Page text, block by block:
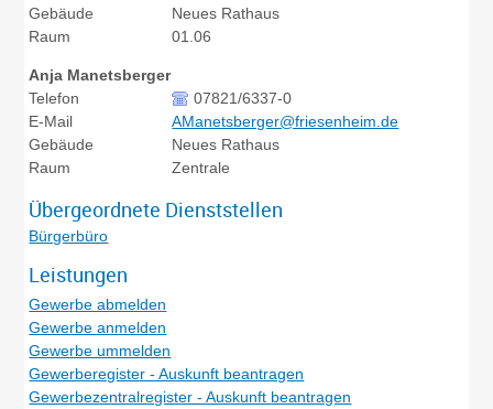
Gebäude
Neues Rathaus
Raum
01.06
Anja Manetsberger
Telefon
07821/6337-0
E-Mail
AManetsberger@friesenheim.de
Gebäude
Neues Rathaus
Raum
Zentrale
Übergeordnete Dienststellen
Bürgerbüro
Leistungen
Gewerbe abmelden
Gewerbe anmelden
Gewerbe ummelden
Gewerberegister - Auskunft beantragen
Gewerbezentralregister - Auskunft beantragen